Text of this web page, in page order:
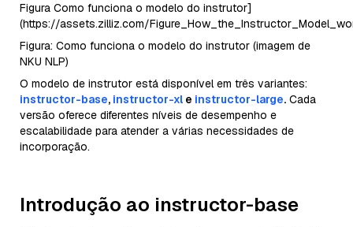
Figura Como funciona o modelo do instrutor]
(https://assets.zilliz.com/
Figura: Como funciona o modelo do instrutor (imagem de
NKU NLP)
O modelo de instrutor está disponível em três variantes:
instructor-base, instructor-xl e instructor-large. Cada
versão oferece diferentes níveis de desempenho e
escalabilidade para atender a várias necessidades de
incorporação.
Introdução ao instructor-base